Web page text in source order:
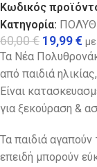
Κωδικός
Κατηγορία:
60,00€ 19,99€
Τα Νέα
από παιδιά
Είναι
για ξεκούραση &
Τα παιδιά
επειδή μπορούν